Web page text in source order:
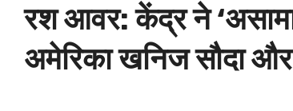
रश आवर: केंद्र ने
अमेरिका खनिज सौदा